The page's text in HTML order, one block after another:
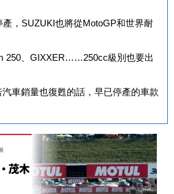
產，SUZUKI也將從MotoGP和世界耐
250、GIXXER……250cc級別也要出
車銷量也復甦的話，早已停產的車款